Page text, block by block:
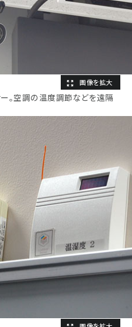
。空調の温度調節などを遠隔